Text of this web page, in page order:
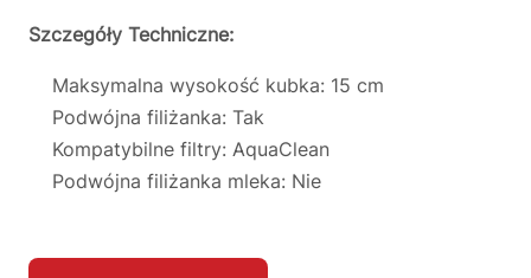
Szczegóły Techniczne:
Maksymalna wysokość kubka: 15 cm
Podwójna filiżanka: Tak
Kompatybilne filtry: AquaClean
Podwójna filiżanka mleka: Nie